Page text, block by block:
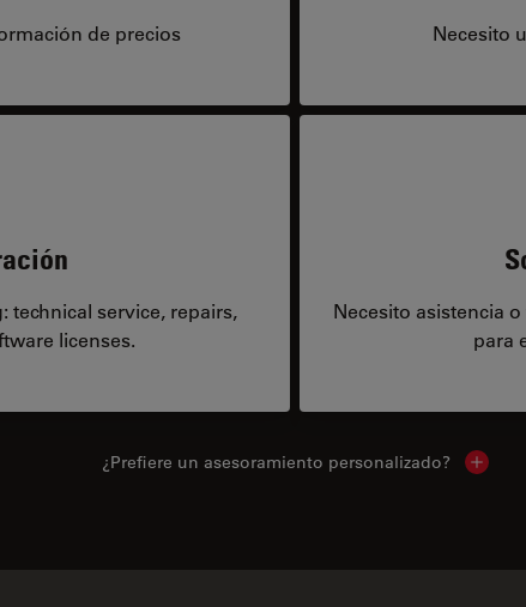
de precios Necesito
technical service, repairs,
licenses.
Necesito asistencia
para
¿Prefiere un asesoramiento personalizado? Show